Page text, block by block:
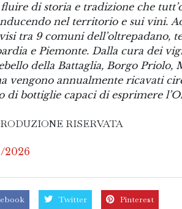
di storia e tradizione che
nel territorio e sui vini.
tra 9 comuni dell’oltrepadano,
e Piemonte. Dalla cura dei
della Battaglia, Borgo Priolo,
vengono annualmente ricavati
di bottiglie capaci di esprimere
RISERVATA
2026
Twitter Pinterest